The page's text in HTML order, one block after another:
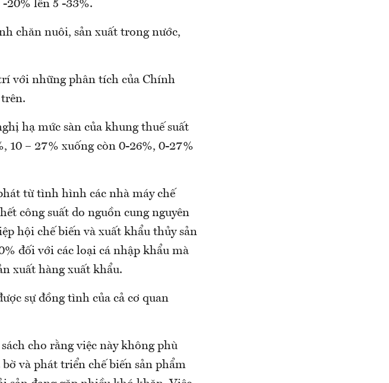
20% lên 5 -33%.
chăn nuôi, sản xuất trong nước,
với những phân tích của Chính
hạ mức sàn của khung thuế suất
10 – 27% xuống còn 0-26%, 0-27%
từ tình hình các nhà máy chế
công suất do nguồn cung nguyên
hội chế biến và xuất khẩu thủy sản
đối với các loại cá nhập khẩu mà
xuất hàng xuất khẩu.
sự đồng tình của cả cơ quan
cho rằng việc này không phù
và phát triển chế biến sản phẩm